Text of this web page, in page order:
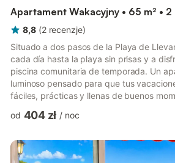
Apartament Wakacyjny • 65 m² • 2
8,8 (2 recenzje)
Situado a dos pasos de la Playa de
cada día hasta la playa sin prisas y a
piscina comunitaria de temporada. Un
luminoso pensado para que tus
fáciles, prácticas y llenas de buenos
con vistas al mar. Dormitorio 1: Cama
equipada Estás a un click de tus
Daurada. ¡Reserva ahora! INFORMACIÓN
od 404 zł / noc